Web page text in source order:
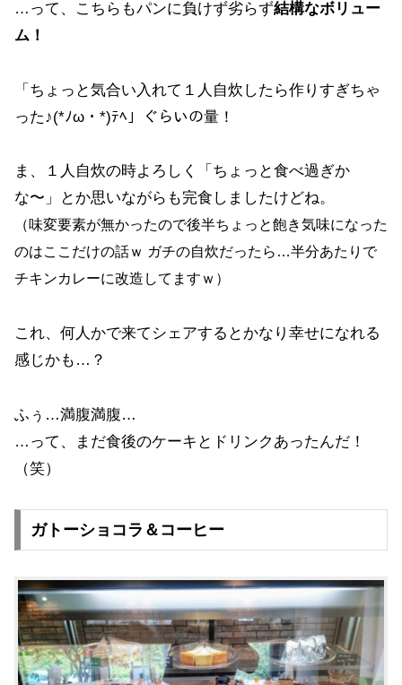
…って、こちらもパンに負けず劣らず結構なボリュー
ム！
「ちょっと気合い入れて１人自炊したら作りすぎちゃ
った♪(*ﾉω・*)ﾃﾍ」ぐらいの量！
ま、１人自炊の時よろしく「ちょっと食べ過ぎか
な〜」とか思いながらも完食しましたけどね。
（味変要素が無かったので後半ちょっと飽き気味になった
のはここだけの話ｗ ガチの自炊だったら…半分あたりで
チキンカレーに改造してますｗ）
これ、何人かで来てシェアするとかなり幸せになれる
感じかも…？
ふぅ…満腹満腹…
…って、まだ食後のケーキとドリンクあったんだ！
（笑）
ガトーショコラ＆コーヒー